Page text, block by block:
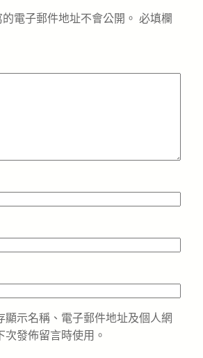
電子郵件地址不會公開。 必填欄
顯示名稱、電子郵件地址及個人網
次發佈留言時使用。